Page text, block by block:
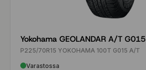
Yokohama GEOLANDAR A/T G015
P225/70R15 YOKOHAMA 100T G015 A/T
Varastossa